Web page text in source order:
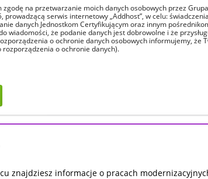
na przetwarzanie moich danych osobowych przez
prowadzącą serwis internetowy „Addhost”, w celu:
danych Jednostkom Certyfikującym oraz innym
wiadomości, że podanie danych jest dobrowolne i że
o ochronie danych osobowych informujemy, że
rozporządzenia o ochronie danych).
znajdziesz informacje o pracach